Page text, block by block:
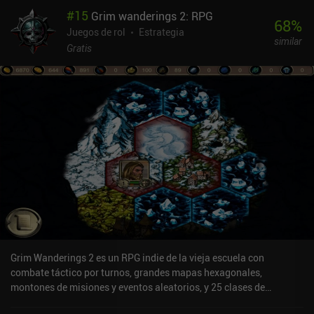
total para cumplir el requisito. Esto es especialmente importante
porque cada personaje sólo puede participar en una tarea por
turno.Las batallas tienen lugar en una pantalla aparte, en la que
combate. Aquí entran en juego varios factores, como el alcance de
los ataques, las habilidades especiales de los personajes y la
resistencia restante, y algunos héroes son más adecuados para
determinadas situaciones tácticas. El objetivo es hacernos con
todas las ciudades rivales para desbloquear el siguiente nivel de
dificultad y poder empezar una nueva campaña aleatoria tras
comprar algunas mejoras permanentes. Casi como un roguelite.
World Rumble se monetiza mediante la venta de dos monedas del
juego que se utilizan para comprar diversas mejoras permanentes
y de un solo uso, y desbloquear nuevas naciones y equipamiento
inicial. También hay un pase de batalla para acceso ilimitado a
eventos cronometrados, y anuncios incentivados para
recompensas extra.A pesar de la monetización, es fácil disfrutar
del juego como jugador libre.El juego sigue en desarrollo activo,
con nuevas características y eventos cronometrados que se
introducen con frecuencia. El multijugador llevaría realmente la
#15 Grim wanderings 2: RPG
Juegos de rol
Estrategia
Gratis
68%
similar
Grim Wanderings 2 es un RPG indie de la vieja escuela con
combate táctico por turnos, grandes mapas hexagonales,
montones de misiones y eventos aleatorios, y 25 clases de